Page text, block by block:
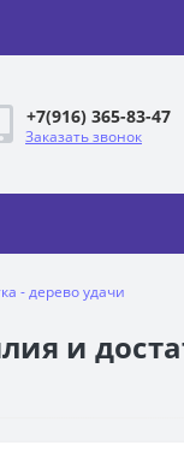
+7(916) 365-83-47
Заказать звонок
- дерево удачи
и